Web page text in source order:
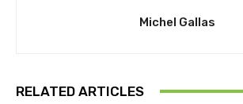
Michel Gallas
RELATED ARTICLES